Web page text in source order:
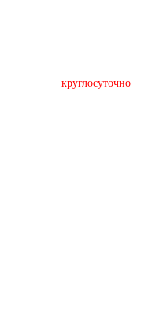
круглосуточно